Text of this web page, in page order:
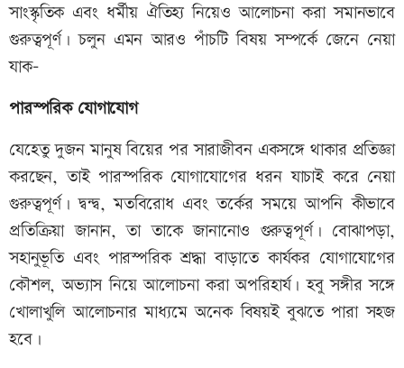
সাংস্কৃতিক এবং ধর্মীয় ঐতিহ্য নিয়েও আলোচনা করা সমানভাবে
গুরুত্বপূর্ণ। চলুন এমন আরও পাঁচটি বিষয় সম্পর্কে জেনে নেয়া
যাক-
পারস্পরিক যোগাযোগ
যেহেতু দুজন মানুষ বিয়ের পর সারাজীবন একসঙ্গে থাকার প্রতিজ্ঞা
করছেন, তাই পারস্পরিক যোগাযোগের ধরন যাচাই করে নেয়া
গুরুত্বপূর্ণ। দ্বন্দ্ব, মতবিরোধ এবং তর্কের সময়ে আপনি কীভাবে
প্রতিক্রিয়া জানান, তা তাকে জানানোও গুরুত্বপূর্ণ। বোঝাপড়া,
সহানুভূতি এবং পারস্পরিক শ্রদ্ধা বাড়াতে কার্যকর যোগাযোগের
কৌশল, অভ্যাস নিয়ে আলোচনা করা অপরিহার্য। হবু সঙ্গীর সঙ্গে
খোলাখুলি আলোচনার মাধ্যমে অনেক বিষয়ই বুঝতে পারা সহজ
হবে।